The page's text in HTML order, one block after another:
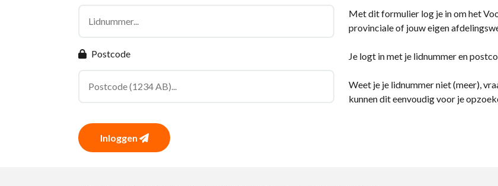
Postcode
Inloggen
Met dit formulier log je in om het
provinciale of jouw eigen
Je logt in met je lidnummer en
Weet je je lidnummer niet (meer),
kunnen dit eenvoudig voor je